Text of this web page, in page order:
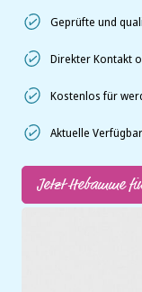
Geprüfte und
Direkter Kontakt
Kostenlos für
Aktuelle
Jetzt Hebamme